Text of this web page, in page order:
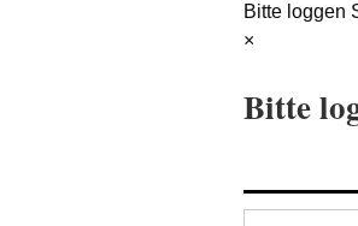
Bitte loggen
×
Bitte